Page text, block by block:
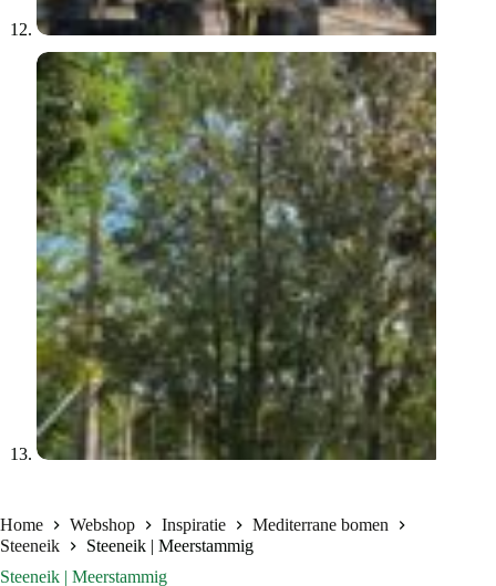
Home Webshop Inspiratie
Mediterrane bomen
Steeneik
Steeneik | Meerstammig
Steeneik | Meerstammig